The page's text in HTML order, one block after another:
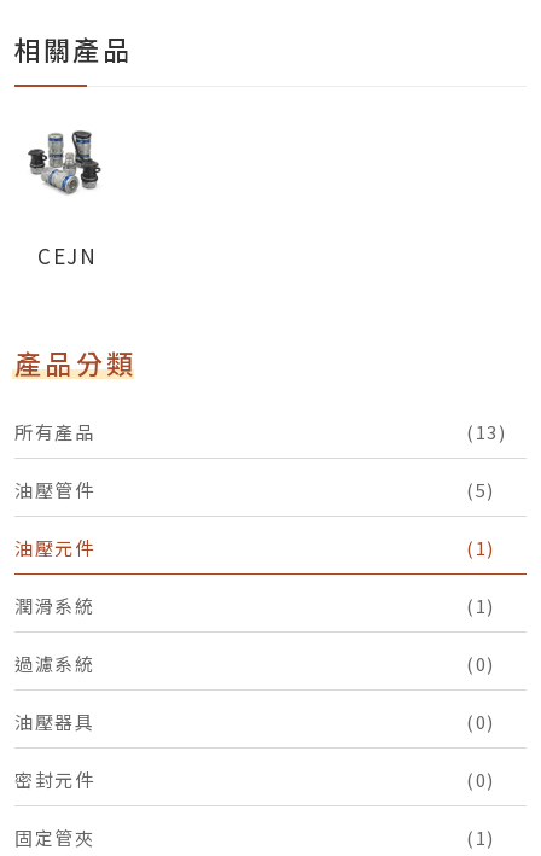
產品分類
所有產品 (13)
油壓管件 (5)
油壓元件 (1)
潤滑系統 (1)
過濾系統 (0)
油壓器具 (0)
密封元件 (0)
固定管夾 (1)
相關產品
CEJN